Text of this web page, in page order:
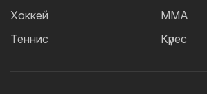
Хоккей
Теннис
ММА
Күрес